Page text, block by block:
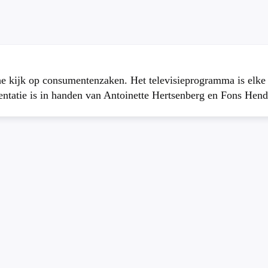
kijk op consumentenzaken. Het televisieprogramma is elke
is in handen van Antoinette Hertsenberg en Fons